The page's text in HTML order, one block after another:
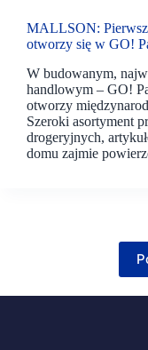
MALLSON:
otworzy się w GO!
W budowanym,
handlowym – GO!
otworzy
Szeroki asortyment
drogeryjnych,
domu zajmie